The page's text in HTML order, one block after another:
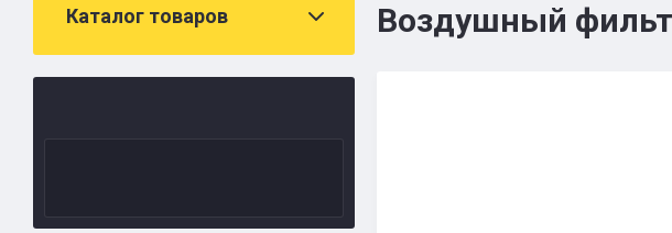
Каталог товаров Воздушный